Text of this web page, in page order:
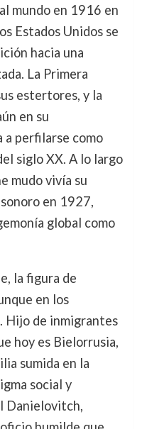
mundo en 1916 en
Estados Unidos se
hacia una
La Primera
estertores, y la
en su
a perfilarse como
siglo XX. A lo largo
mudo vivía su
en 1927,
global como
la figura de
en los
Hijo de inmigrantes
hoy es Bielorrusia,
sumida en la
social y
Danielovitch,